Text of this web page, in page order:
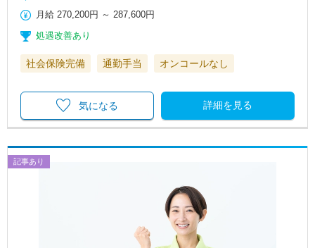
月給 270,200円 ～287,600円
処遇改善あり
社会保険完備 通勤手当 オンコールなし
詳細を見る
気になる
記事あり